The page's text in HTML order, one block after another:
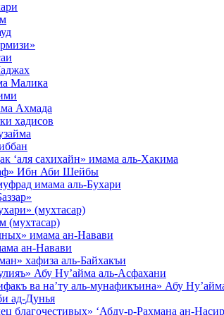
Малика
Ахмада
хадисов
‘аля сахихайн» имама аль-Хакима
Ибн Аби Шейбы
имама аль-Бухари
(мухтасар)
(мухтасар)
имама ан-Навави
ан-Навави
хафиза аль-Байхакъи
Абу Ну’айма аль-Асфахани
ва на’ту аль-мунафикъина» Абу
ад-Дунья
благочестивых» ‘Абду-р-Рахмана ан-